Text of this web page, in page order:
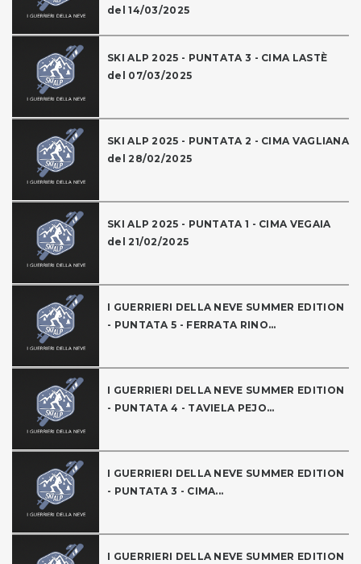
del 14/03/2025
SKI ALP 2025 - PUNTATA 3 - CIMA LASTÈ
del 07/03/2025
SKI ALP 2025 - PUNTATA 2 - CIMA VAGLIANA
del 28/02/2025
SKI ALP 2025 - PUNTATA 1 - CIMA VEGAIA
del 21/02/2025
I GUERRIERI DELLA NEVE SUMMER EDITION
- PUNTATA 5 - FERRATA RINO...
I GUERRIERI DELLA NEVE SUMMER EDITION
- PUNTATA 4 - TAVIELA PEJO...
I GUERRIERI DELLA NEVE SUMMER EDITION
- PUNTATA 3 - CIMA...
I GUERRIERI DELLA NEVE SUMMER EDITION